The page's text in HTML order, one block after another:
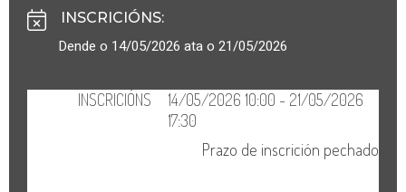
INSCRICIÓNS:
Dende o 14/05/2026 ata o 21/05/2026